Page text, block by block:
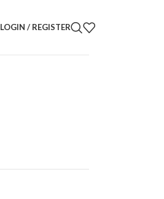
LOGIN / REGISTER